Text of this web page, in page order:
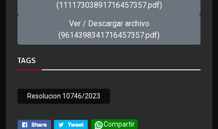
(11117303891716457357.pdf)
Ver / Descargar archivo
(9614398341716457357.pdf)
TAGS
Resolucion 10746/2023
Compartir